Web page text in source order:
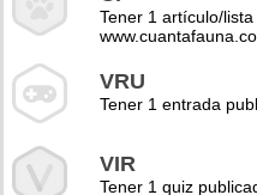
Tener 1 artículo/
VRU
Tener 1 entrada
VIR
Tener 1 quiz